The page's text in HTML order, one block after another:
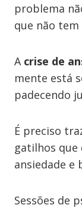
problema
que não
A crise de
mente está
padecendo
É preciso
gatilhos que
ansiedade e
Sessões de